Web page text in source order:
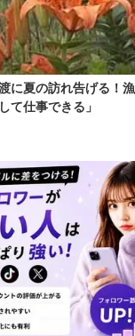
に夏の訪れ告げる！
て仕事できる」